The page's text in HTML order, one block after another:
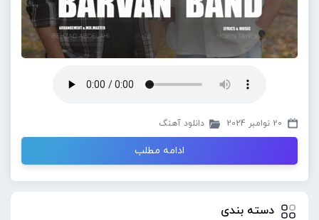
20 نوامبر 2024 دانلود آهنگ
ادامه مطلب
دسته بندی